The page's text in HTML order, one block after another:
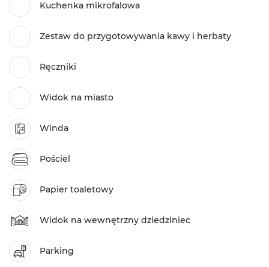
Kuchenka mikrofalowa
Zestaw do przygotowywania kawy i herbaty
Ręczniki
Widok na miasto
Winda
Pościel
Papier toaletowy
Widok na wewnętrzny dziedziniec
Parking